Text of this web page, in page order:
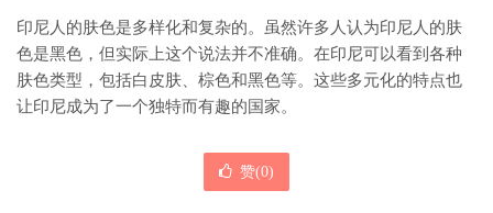
印尼人的肤色是多样化和复杂的。虽然许多人认为印尼人的肤
色是黑色，但实际上这个说法并不准确。在印尼可以看到各种
肤色类型，包括白皮肤、棕色和黑色等。这些多元化的特点也
让印尼成为了一个独特而有趣的国家。
赞(0)